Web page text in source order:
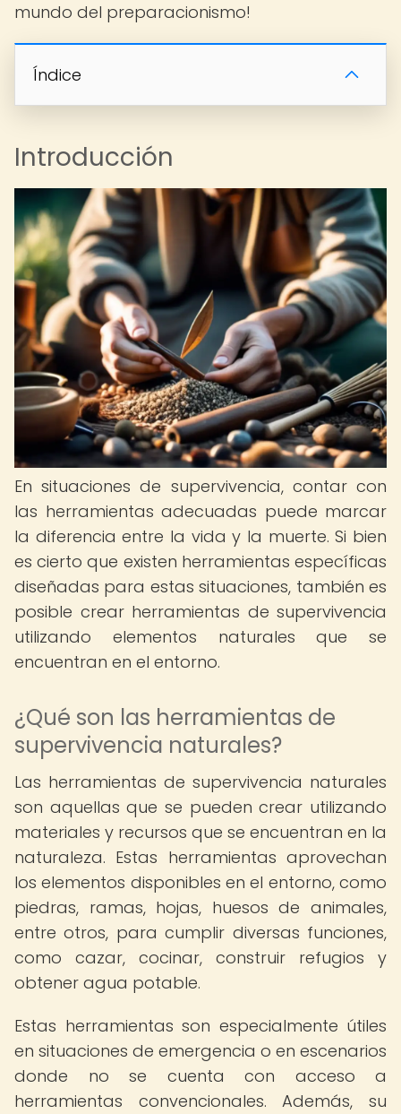
mundo del preparacionismo!
Índice
Introducción
En situaciones de supervivencia, contar con
las herramientas adecuadas puede marcar
la diferencia entre la vida y la muerte. Si bien
es cierto que existen herramientas específicas
diseñadas para estas situaciones, también es
posible crear herramientas de supervivencia
utilizando elementos naturales que se
encuentran en el entorno.
¿Qué son las herramientas de
supervivencia naturales?
Las herramientas de supervivencia naturales
son aquellas que se pueden crear utilizando
materiales y recursos que se encuentran en la
naturaleza. Estas herramientas aprovechan
los elementos disponibles en el entorno, como
piedras, ramas, hojas, huesos de animales,
entre otros, para cumplir diversas funciones,
como cazar, cocinar, construir refugios y
obtener agua potable.
Estas herramientas son especialmente útiles
en situaciones de emergencia o en escenarios
donde no se cuenta con acceso a
herramientas convencionales. Además, su